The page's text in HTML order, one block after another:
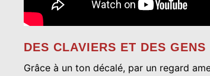
DES CLAVIERS ET DES GENS
Grâce à un ton décalé, par un regard